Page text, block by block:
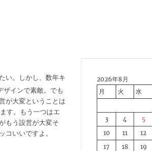
い。しかし、数年キ
ザインで素敵。でも
が大変ということは
す。もう一つはエ
もう設営が大変そ
いいですよ。
2026年8月
月
火 水
3
4 5
10
11 12
17
18 19